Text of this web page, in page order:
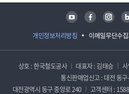
개인정보처리방침 이메일무단수
유튜브 페이스북 인스타그램 블로그
상호 : 한국철도공사 대표자 : 김태승
통신판매업신고 : 대전 동
대전광역시 동구 중앙로 240
고객센터 :